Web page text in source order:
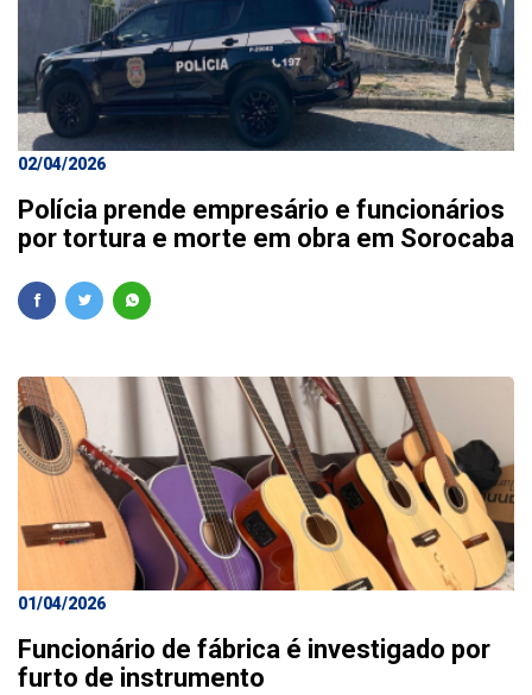
02/04/2026
Polícia prende empresário e funcionários
por tortura e morte em obra em Sorocaba
01/04/2026
Funcionário de fábrica é investigado por
furto de instrumento